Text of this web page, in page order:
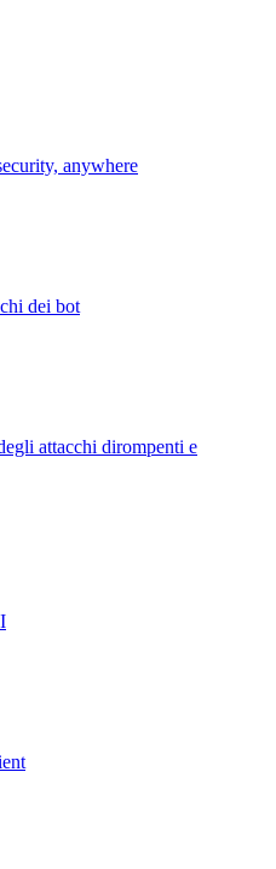
anywhere
dei bot
attacchi dirompenti e